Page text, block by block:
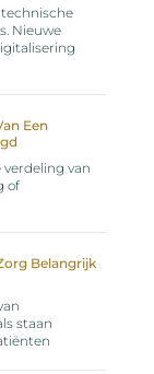
technische
Nieuwe
Een
verdeling van
of
Belangrijk
staan